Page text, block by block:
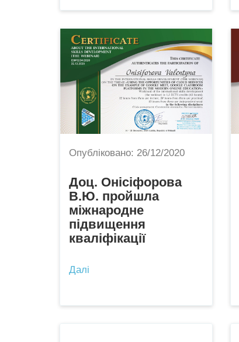
Опубліковано: 26/12/2020
Доц. Онісіфорова
В.Ю. пройшла
міжнародне
підвищення
кваліфікації
Далі